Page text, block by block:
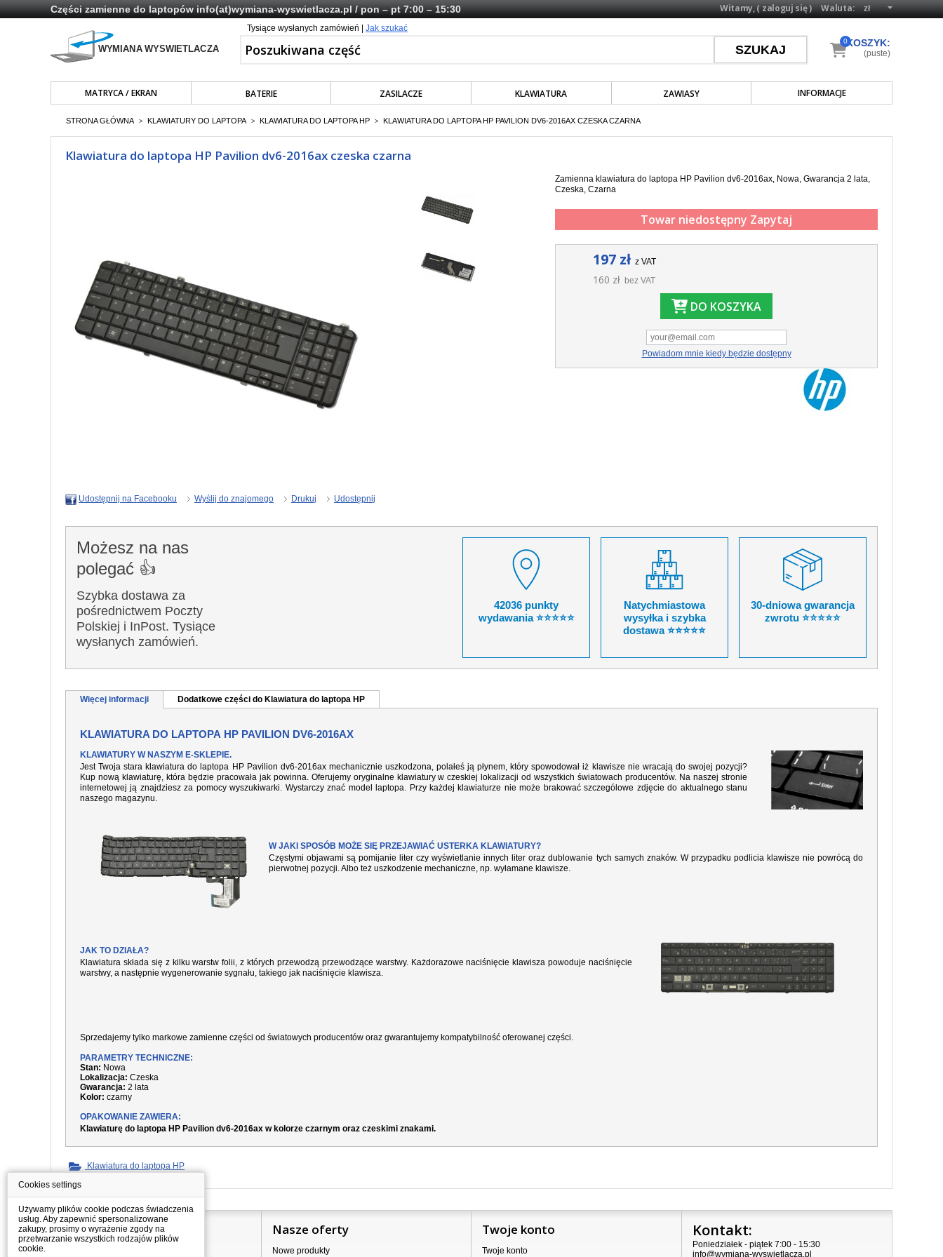
Części zamienne do laptopówinfo(at)wymiana-wyswietlacza.pl/ pon – pt 7:00 – 15:30 Waluta:
Witamy, (zaloguj się)
Tysiące wysłanych zamówień | Jak szukać
MATRYCA / EKRAN BATERIE ZASILACZE KLAWIATURA ZAWIASY INFORMACJE
KOSZYK:
0
(puste)
STRONA GŁÓWNA > KLAWIATURY DO LAPTOPA > KLAWIATURA DO LAPTOPA HP > KLAWIATURA DO LAPTOPA HP PAVILION DV6-2016AX CZESKA CZARNA
Klawiatura do laptopa HP Pavilion dv6-2016ax czeska czarna
Zamienna klawiatura do laptopa HP Pavilion dv6-2016ax, Nowa, Gwarancja 2 lata,
Czeska, Czarna
Towar niedostępny Zapytaj
197 zł z VAT
160 zł bez VAT
DO KOSZYKA
Powiadom mnie kiedy będzie dostępny
Udostępnij na Facebooku Wyślij do znajomego Drukuj Udostępnij
Możesz na nas
polegać 👍
Szybka dostawa za
pośrednictwem Poczty
Polskiej i InPost. Tysiące
wysłanych zamówień.
42036 punkty
wydawania ⭐⭐⭐⭐⭐
Natychmiastowa
wysyłka i szybka
dostawa ⭐⭐⭐⭐⭐
30-dniowa gwarancja
zwrotu ⭐⭐⭐⭐⭐
Więcej informacji Dodatkowe części do Klawiatura do laptopa HP
KLAWIATURA DO LAPTOPA HP PAVILION DV6-2016AX
KLAWIATURY W NASZYM E-SKLEPIE.
Jest Twoja stara klawiatura do laptopa HP Pavilion dv6-2016ax mechanicznie uszkodzona, polałeś ją płynem, który spowodował iż klawisze nie wracają do swojej pozycji?
Kup nową klawiaturę, która będzie pracowała jak powinna. Oferujemy oryginalne klawiatury w czeskiej lokalizacji od wszystkich światowach producentów. Na naszej stronie
internetowej ją znajdziesz za pomocy wyszukiwarki. Wystarczy znać model laptopa. Przy każdej klawiaturze nie może brakować szczególowe zdjęcie do aktualnego stanu
naszego magazynu.
W JAKI SPOSÓB MOŻE SIĘ PRZEJAWIAĆ USTERKA KLAWIATURY?
Częstymi objawami są pomijanie liter czy wyświetlanie innych liter oraz dublowanie tych samych znaków. W przypadku podlicia klawisze nie powrócą do
pierwotnej pozycji. Albo też uszkodzenie mechaniczne, np. wyłamane klawisze.
JAK TO DZIAŁA?
Klawiatura składa się z kilku warstw folii, z których przewodzą przewodzące warstwy. Każdorazowe naciśnięcie klawisza powoduje naciśnięcie
warstwy, a następnie wygenerowanie sygnału, takiego jak naciśnięcie klawisza.
Sprzedajemy tylko markowe zamienne części od światowych producentów oraz gwarantujemy kompatybilność oferowanej części.
PARAMETRY TECHNICZNE:
Stan: Nowa
Lokalizacja: Czeska
Gwarancja: 2 lata
Kolor: czarny
OPAKOWANIE ZAWIERA:
Klawiaturę do laptopa HP Pavilion dv6-2016ax w kolorze czarnym oraz czeskimi znakami.
Klawiatura do laptopa HP
Informacje Nasze oferty
Nowe produkty
Twoje konto
Twoje konto
Kontakt:
Poniedziałek - piątek 7:00 - 15:30
info@wymiana-wyswietlacza.pl
Cookies settings
Używamy plików cookie podczas świadczenia
usług. Aby zapewnić spersonalizowane
zakupy, prosimy o wyrażenie zgody na
przetwarzanie wszystkich rodzajów plików
cookie.